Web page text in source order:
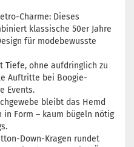
Charme: Dieses
klassische 50er Jahre
für modebewusste
Tiefe, ohne aufdringlich zu
Auftritte bei Boogie-
Events.
bleibt das Hemd
in Form – kaum bügeln nötig
Down-Kragen rundet